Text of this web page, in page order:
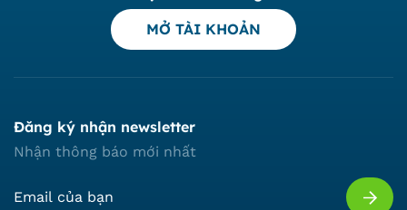
MỞ TÀI KHOẢN
Đăng ký nhận newsletter
Nhận thông báo mới nhất